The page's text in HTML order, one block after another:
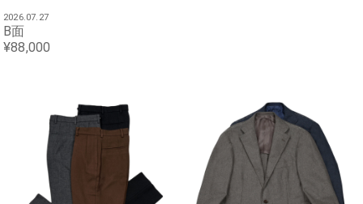
2026.07.27
B面
¥88,000